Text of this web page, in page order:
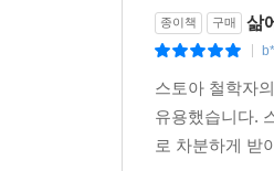
그들은 재빠르게(
때 그 좌절을 우리
방지할 뿐 아니라
좌절의 기술 4 불편
종이책 구매 삶
스토아 철학자
유용했습니다.
로 차분하게 받